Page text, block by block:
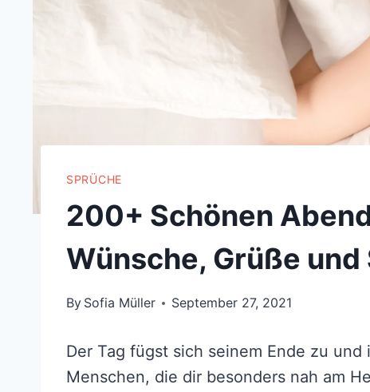
SPRÜCHE
200+ Schönen
Wünsche, Grüße und
By Sofia Müller September 27, 2021
Der Tag fügst sich seinem Ende zu
Menschen, die dir besonders nah am